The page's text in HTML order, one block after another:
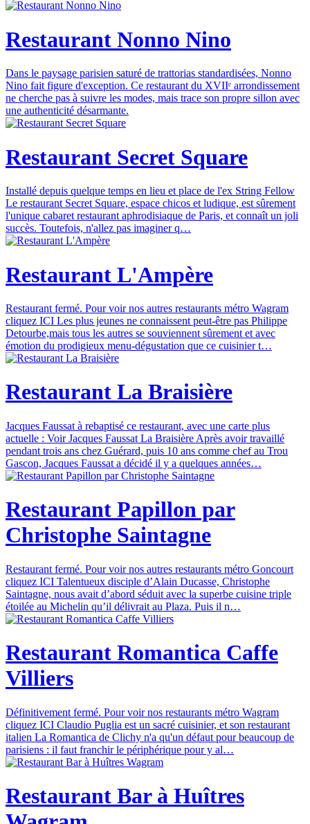
Restaurant Nonno Nino
Dans le paysage parisien saturé de trattorias standardisées, Nonno
Nino fait figure d'exception. Ce restaurant du XVIIᵉ arrondissement
ne cherche pas à suivre les modes, mais trace son propre sillon avec
une authenticité désarmante.
Restaurant Secret Square
Installé depuis quelque temps en lieu et place de l'ex String Fellow
Le restaurant Secret Square, espace chicos et ludique, est sûrement
l'unique cabaret restaurant aphrodisiaque de Paris, et connaît un joli
succès. Toutefois, n'allez pas imaginer q…
Restaurant L'Ampère
Restaurant fermé. Pour voir nos autres restaurants métro Wagram
cliquez ICI Les plus jeunes ne connaissent peut-être pas Philippe
Detourbe,mais tous les autres se souviennent sûrement et avec
émotion du prodigieux menu-dégustation que ce cuisinier t…
Restaurant La Braisière
Jacques Faussat à rebaptisé ce restaurant, avec une carte plus
actuelle : Voir Jacques Faussat La Braisière Après avoir travaillé
pendant trois ans chez Guérard, puis 10 ans comme chef au Trou
Gascon, Jacques Faussat a décidé il y a quelques années…
Restaurant Papillon par
Christophe Saintagne
Restaurant fermé. Pour voir nos autres restaurants métro Goncourt
cliquez ICI Talentueux disciple d’Alain Ducasse, Christophe
Saintagne, nous avait d’abord séduit avec la superbe cuisine triple
étoilée au Michelin qu’il délivrait au Plaza. Puis il n…
Restaurant Romantica Caffe
Villiers
Définitivement fermé. Pour voir nos restaurants métro Wagram
cliquez ICI Claudio Puglia est un sacré cuisinier, et son restaurant
italien La Romantica de Clichy n'a qu'un défaut pour beaucoup de
parisiens : il faut franchir le périphérique pour y al…
Restaurant Bar à Huîtres